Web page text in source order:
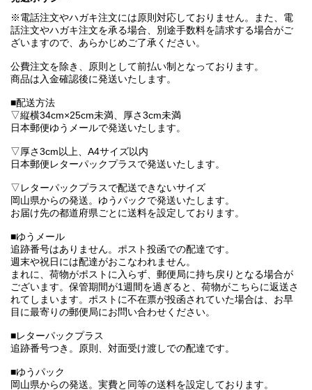
※電話注文やハガキ注文には原則対応しておりません。また、電
話注文やハガキ注文を承る場合、別途手数料を請求する場合がご
ざいますので、あらかじめご了承ください。
公費注文を除き、原則として前払い制となっております。
商品は入金確認後に発送いたします。
■配送方法
▽縦横34cm×25cm未満、厚さ3cm未満
日本郵便ゆうメールで発送いたします。
▽厚さ3cm以上、A4サイズ以内
日本郵便レターパックプラスで発送いたします。
▽レターパックプラスで配送できないサイズ
岡山県からの発送。ゆうパックで発送いたします。
お届け先の都道府県ごとに送料を設定しております。
■ゆうメール
追跡番号はありません。ポスト投函での配達です。
週末や祝日には配達がおこなわれません。
まれに、荷物がポストに入らず、郵便局に持ち戻りとなる場合が
ございます。保管期間が1週間を過ぎると、荷物がこちらに返送さ
れてしまいます。ポストに不在票が投函されていた場合は、お早
目に最寄りの郵便局にお問い合わせください。
■レターパックプラス
追跡番号つき。原則、対面受け渡しでの配達です。
■ゆうパック
岡山県からの発送。実費と同等の送料を設定しております。